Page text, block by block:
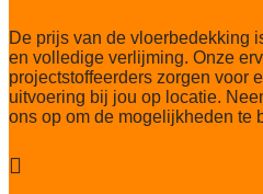
Slijtvastheid NF EN 1307
32 LC3
Thermische weerstand
0,15 m²C° / W
De prijs van de vloerbedekking
en volledige verlijming. Onze
projectstoffeerders zorgen voor
uitvoering bij jou op locatie.
ons op om de mogelijkheden te
